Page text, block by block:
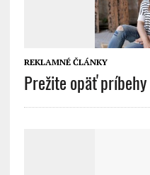
REKLAMNÉ ČLÁNKY
Prežite opäť